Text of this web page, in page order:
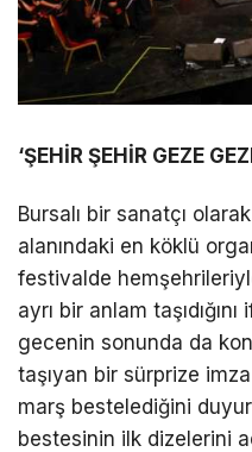
‘ŞEHİR ŞEHİR GEZE
Bursalı bir sanatçı
alanındaki en köklü
festivalde
ayrı bir anlam
gecenin sonunda da
taşıyan bir sürprize
marş bestelediğini
bestesinin ilk dizelerini